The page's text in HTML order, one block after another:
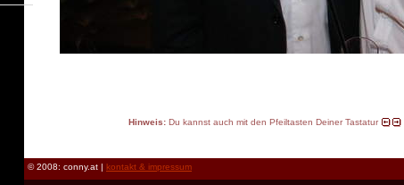
Hinweis:Du kannst auch mit den Pfeiltasten Deiner Tastatur
© 2008: conny.at | kontakt & impressum